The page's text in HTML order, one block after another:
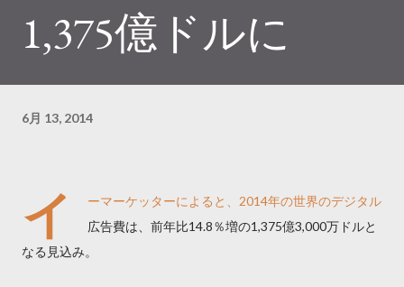
1,375億ドルに
6月 13, 2014
イ
ーマーケッターによると、2014年の世界のデジタル
広告費は、前年比14.8％増の1,375億3,000万ドルと
なる見込み。